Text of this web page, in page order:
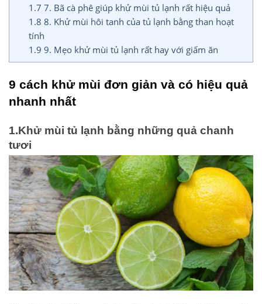
1.7 7. Bã cà phê giúp khử mùi tủ lạnh rất hiệu quả
1.8 8. Khử mùi hôi tanh của tủ lạnh bằng than hoạt
tính
1.9 9. Mẹo khử mùi tủ lạnh rất hay với giấm ăn
9 cách khử mùi đơn giản và có hiệu quả
nhanh nhất
1.Khử mùi tủ lạnh bằng những quả chanh
tươi